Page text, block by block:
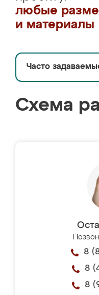
любые
и материалы
Часто
Схема
8
8
8